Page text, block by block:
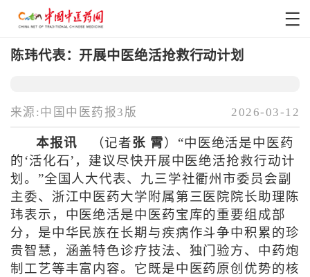
陈玮代表：开展中医绝活抢救行动计划
来源:中国中医药报3版 2026-03-12
本报讯 （记者张 霄 ）“中医绝活是中医药
的‘活化石’，建议尽快开展中医绝活抢救行动计
划。”全国人大代表、九三学社衢州市委员会副
主委、浙江中医药大学附属第三医院院长助理陈
玮表示，中医绝活是中医药宝库的重要组成部
分，是中华民族在长期与疾病作斗争中积累的珍
贵智慧，涵盖特色诊疗技法、独门验方、中药炮
制工艺等丰富内容。它既是中医药原创优势的核